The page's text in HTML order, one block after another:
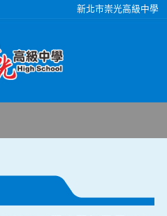
新北市崇光高級中學